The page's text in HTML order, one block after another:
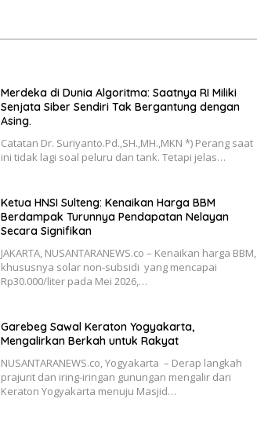
Merdeka di Dunia Algoritma: Saatnya RI Miliki
Senjata Siber Sendiri Tak Bergantung dengan
Asing.
Catatan Dr. Suriyanto.Pd.,SH.,MH.,MKN *) Perang saat
ini tidak lagi soal peluru dan tank. Tetapi jelas…
Ketua HNSI Sulteng: Kenaikan Harga BBM
Berdampak Turunnya Pendapatan Nelayan
Secara Signifikan
JAKARTA, NUSANTARANEWS.co – Kenaikan harga BBM,
khususnya solar non-subsidi yang mencapai
Rp30.000/liter pada Mei 2026,…
Garebeg Sawal Keraton Yogyakarta,
Mengalirkan Berkah untuk Rakyat
NUSANTARANEWS.co, Yogyakarta – Derap langkah
prajurit dan iring-iringan gunungan mengalir dari
Keraton Yogyakarta menuju Masjid…